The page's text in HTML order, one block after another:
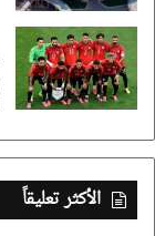
الأكثر تعليقاً